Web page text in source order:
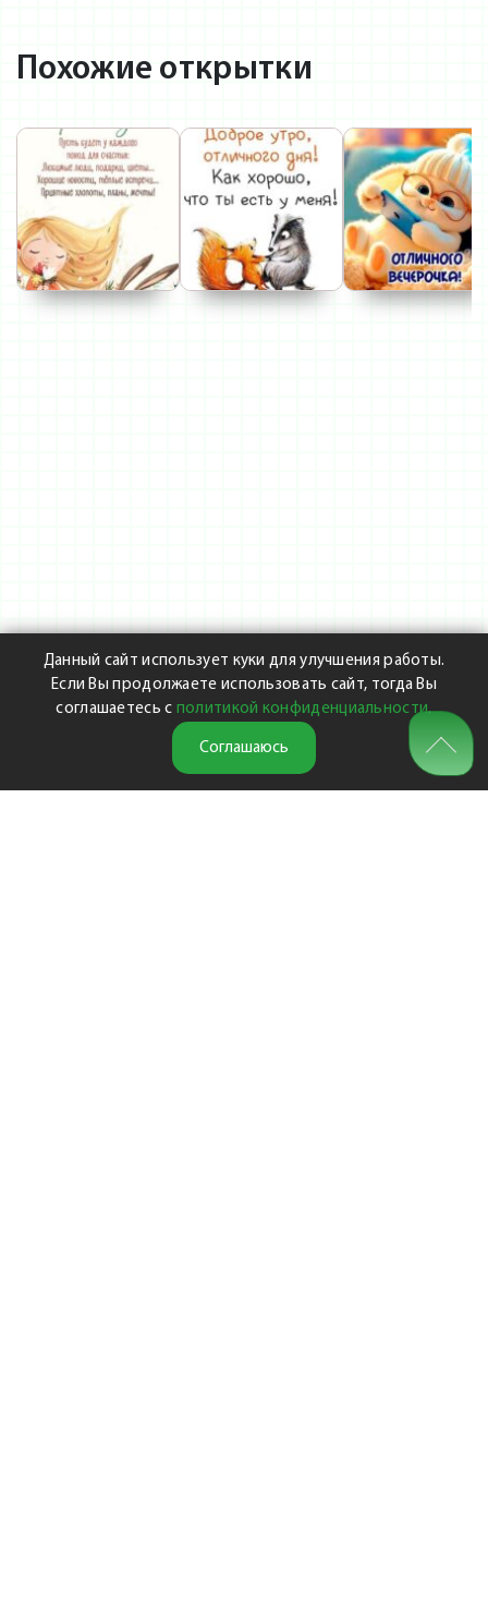
Похожие открытки
Данный сайт использует куки для улучшения работы.
Если Вы продолжаете использовать сайт, тогда Вы
соглашаетесь с политикой конфиденциальности.
Соглашаюсь